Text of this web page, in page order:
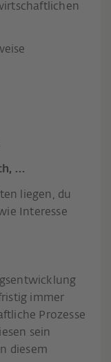
…
liegen, du
Interesse
immer
Prozesse
sein
diesem